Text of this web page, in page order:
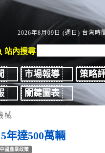
2026年8月09日 (週日) 台灣時
站內搜尋
市場報導
策略
關鍵圖表
械
年達500萬輛
中國產業政策